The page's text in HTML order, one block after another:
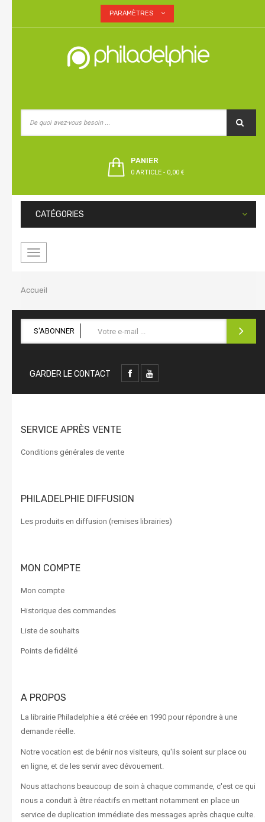
PARAMÈTRES
PANIER
0 ARTICLE - 0,00 €
CATÉGORIES
Basculer
Accueil
S'ABONNER
GARDER LE CONTACT
SERVICE APRÈS VENTE
Conditions générales de vente
PHILADELPHIE DIFFUSION
Les produits en diffusion (remises librairies)
MON COMPTE
Mon compte
Historique des commandes
Liste de souhaits
Points de fidélité
A PROPOS
La librairie Philadelphie a été créée en 1990 pour répondre à une
demande réelle.
Notre vocation est de bénir nos visiteurs, qu'ils soient sur place ou
en ligne, et de les servir avec dévouement.
Nous attachons beaucoup de soin à chaque commande, c'est ce qui
nous a conduit à être réactifs en mettant notamment en place un
service de duplication immédiate des messages après chaque culte.